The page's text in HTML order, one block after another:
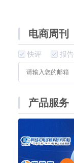
电商周刊
快评 报告
产品服务